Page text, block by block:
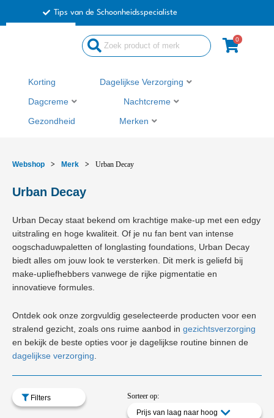
Tips van de Schoonheidsspecialiste
Search
...
0
Korting Dagelijkse Verzorging
Dagcreme Nachtcreme
Gezondheid Merken
Webshop > Merk > Urban Decay
Urban Decay
Urban Decay staat bekend om krachtige make-up met een edgy
uitstraling en hoge kwaliteit. Of je nu fan bent van intense
oogschaduwpaletten of longlasting foundations, Urban Decay
biedt alles om jouw look te versterken. Dit merk is geliefd bij
make-upliefhebbers vanwege de rijke pigmentatie en
innovatieve formules.
Ontdek ook onze zorgvuldig geselecteerde producten voor een
stralend gezicht, zoals ons ruime aanbod in gezichtsverzorging
en bekijk de beste opties voor je dagelijkse routine binnen de
dagelijkse verzorging
Filters
Sorteer op:
Prijs van laag naar hoog